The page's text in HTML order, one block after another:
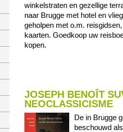
winkelstraten en gezellige
naar Brugge met hotel en
geholpen met o.m.
kaarten. Goedkoop uw
kopen.
JOSEPH BENOÎT
NEOCLASSICISME
De in Brugge
beschouwd